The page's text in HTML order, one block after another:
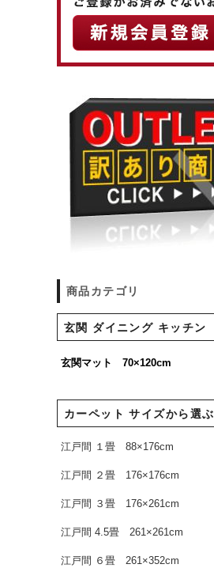
商品カテゴリ
玄関 ダイニング キッチン
玄関マット 70×120cm
カーペット サイズから選ぶ
江戸間 １畳 88×176cm
江戸間 ２畳 176×176cm
江戸間 ３畳 176×261cm
江戸間 4.5畳 261×261cm
江戸間 ６畳 261×352cm